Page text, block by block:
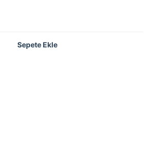
Sepete Ekle